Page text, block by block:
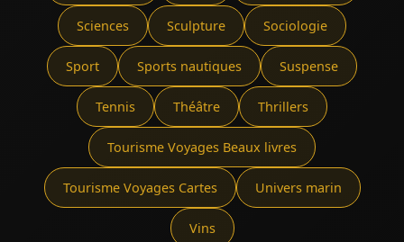
Sciences Sculpture Sociologie
Sport Sports nautiques Suspense
Tennis Théâtre Thrillers
Tourisme Voyages Beaux livres
Tourisme Voyages Cartes Univers marin
Vins